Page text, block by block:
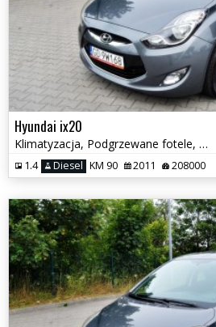
Hyundai ix20
Klimatyzacja, Podgrzewane fotele, Serwisowany
1.4 Diesel KM 90 2011 208000